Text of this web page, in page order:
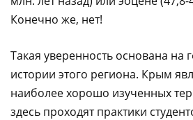
Конечно же, нет!
Такая уверенность основана на
истории этого региона. Крым
наиболее хорошо изученных
здесь проходят практики